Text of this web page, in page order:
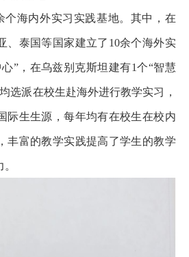
个海内外实习实践基地。其中，在
、泰国等国家建立了10余个海外实
”，在乌兹别克斯坦建有1个“智慧
选派在校生赴海外进行教学实习，
际生生源，每年均有在校生在校内
丰富的教学实践提高了学生的教学